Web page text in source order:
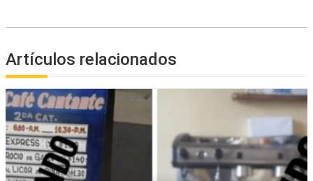
Artículos relacionados